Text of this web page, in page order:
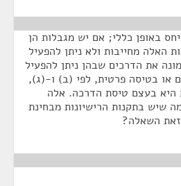
באופן כללי; אם יש מגבלות הן
האלה מחייבות ולא ניתן להפעיל
180(ו)(2)(א) מונה את הדרכים שבהן ניתן להפעיל
או בטיסה פרטית, לפי (ב) ו-(ג),
היא בעצם טיסת הדרכה. אלה
שיש בתקנות הרישיונות מבחינת
השאלה?